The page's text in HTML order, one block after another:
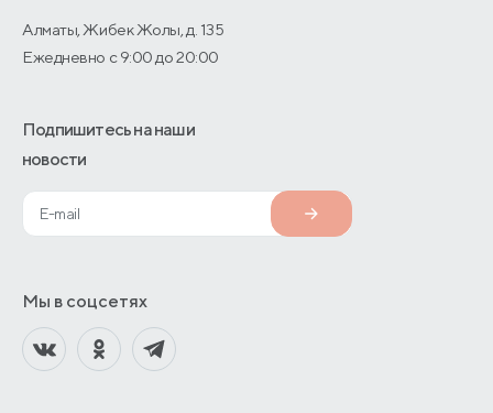
Алматы, Жибек Жолы, д. 135
Ежедневно с 9:00 до 20:00
Подпишитесь на наши
новости
Мы в соцсетях